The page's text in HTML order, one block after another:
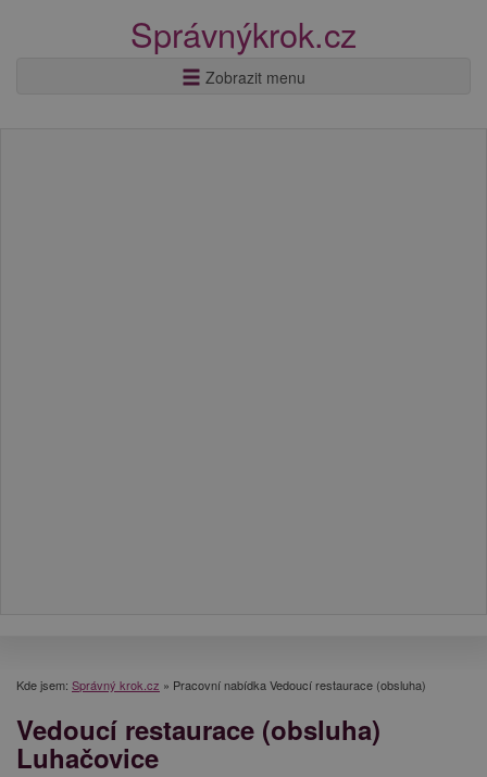
Správnýkrok.cz
Zobrazit menu
Kde jsem: Správný krok.cz » Pracovní nabídka Vedoucí restaurace (obsluha)
Vedoucí restaurace (obsluha)
Luhačovice